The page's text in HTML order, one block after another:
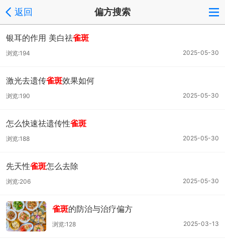
返回 偏方搜索
银耳的作用 美白祛雀斑
2025-05-30
浏览:194
激光去遗传雀斑效果如何
2025-05-30
浏览:190
怎么快速祛遗传性雀斑
2025-05-30
浏览:188
先天性雀斑怎么去除
2025-05-30
浏览:206
雀斑的防治与治疗偏方
2025-03-13
浏览:128